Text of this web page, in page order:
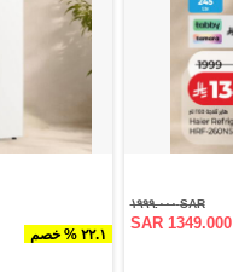
SAR ١٩٩٩.٠٠٠
SAR 1349.000
٢٢.١ % خصم